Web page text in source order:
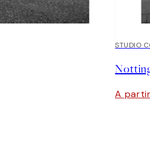
50%*
STUDIO
A